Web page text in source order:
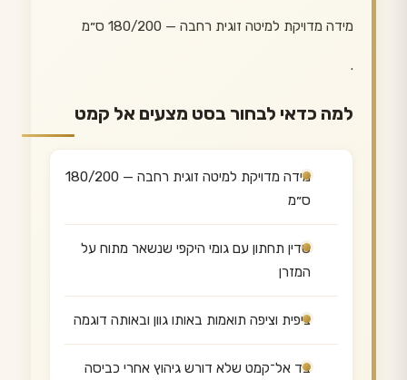
מידה מדויקת למיטה זוגית רחבה — 180/200 ס״מ
.
למה כדאי לבחור בסט מצעים אל קמט
מידה מדויקת למיטה זוגית רחבה — 180/200
ס״מ
סדין תחתון עם גומי היקפי שנשאר מתוח על
המזרן
ציפית וציפה תואמות באותו גוון ובאותה דוגמה
בד אל־קמט שלא דורש גיהוץ אחרי כביסה